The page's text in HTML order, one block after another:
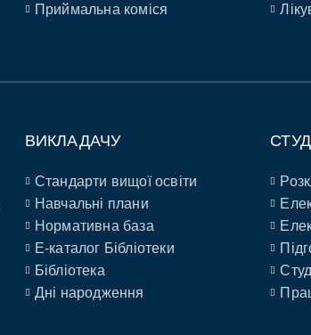
Приймальна коміся
ВИКЛАДАЧУ
Стандарти вищої освіти
Навчальні плани
Нормативна база
E-каталог Бібліотеки
Бібліотека
Дні народження